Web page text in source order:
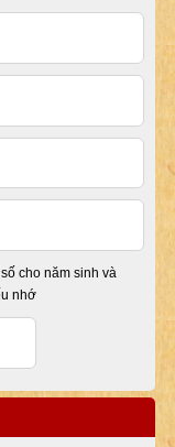
cho năm sinh và
nhớ